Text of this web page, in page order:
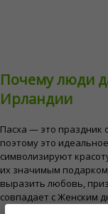
Почему люди
Ирландии
Пасха — это праздник
поэтому это
символизируют
их значимым
выразить любовь,
совпадает с Женским